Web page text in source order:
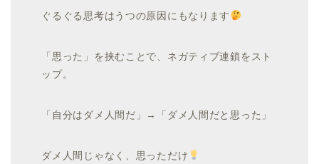
ぐるぐる思考はうつの原因にもなります
「思った」を挟むことで、ネガティブ連鎖をスト
ップ。
「自分はダメ人間だ」→「ダメ人間だと思った」
ダメ人間じゃなく、思っただけ